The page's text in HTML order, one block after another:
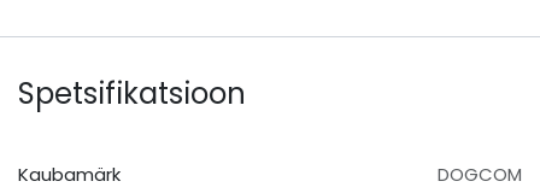
Spetsifikatsioon
Kaubamärk DOGCOM